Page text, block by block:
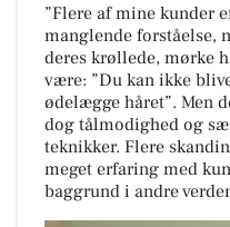
”Flere af mine kunder
manglende forståelse,
deres krøllede, mørke
være: ”Du kan ikke
ødelægge håret”. Men
dog tålmodighed og
teknikker. Flere
meget erfaring med
baggrund i andre